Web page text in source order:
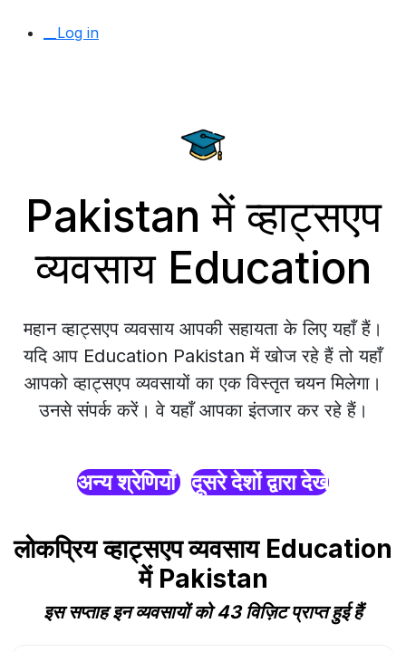
__Log in
Pakistan में व्हाट्सएप
व्यवसाय Education
महान व्हाट्सएप व्यवसाय आपकी सहायता के लिए यहाँ हैं।
यदि आप Education Pakistan में खोज रहे हैं तो यहाँ
आपको व्हाट्सएप व्यवसायों का एक विस्तृत चयन मिलेगा।
उनसे संपर्क करें। वे यहाँ आपका इंतजार कर रहे हैं।
अन्य श्रेणियाँ दूसरे देशों द्वारा देखें
लोकप्रिय व्हाट्सएप व्यवसाय Education
में Pakistan
इस सप्ताह इन व्यवसायों को 43 विज़िट प्राप्त हुई हैं